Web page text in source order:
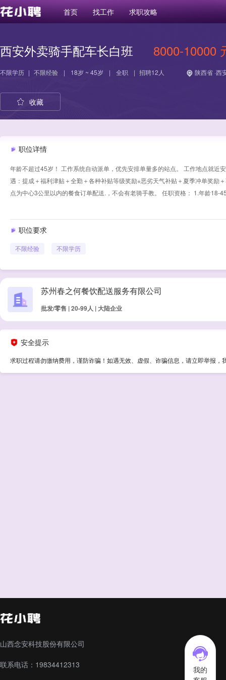
首页 找工作 求职攻略
我的
西安外卖骑手配车长白班 8000-10000
不限学历 | 不限经验 | 18岁 ~ 45岁 | 全职 | 招聘12人 陕西省 ·西
收藏
职位详情
年龄不超过45岁！ 工作系统自动派单，优先安排单量多的站点。 工作地点就
遇：提成＋福利津贴＋全勤＋各种补贴等级奖励+恶劣天气补贴＋夏季冲单奖励
点为中心3公里以内的餐食订单配送.，不会有老骑手教。 任职资格： 1.年龄
职位要求
不限经验 不限学历
苏州春之何餐饮配送服务有限公司
批发/零售 | 20-99人 | 大陆企业
安全提示
求职过程请勿缴纳费用，谨防诈骗！如遇无效、虚假、诈骗信息，请立即举报，
山西念安科技股份有限公司
联系电话：19834412313